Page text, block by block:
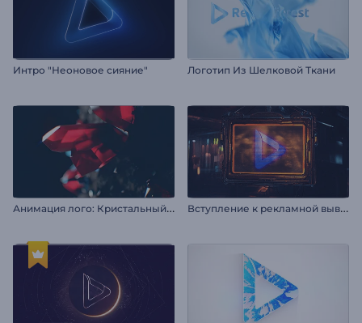
Интро "Неоновое сияние" Логотип Из Шелковой Ткани
А
нимация лого: Кристальный взрыв В
ступление к рекламной вывеске в стиле киберпанк